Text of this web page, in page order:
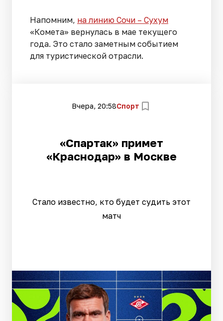
Напомним, на линию Сочи – Сухум
«Комета» вернулась в мае текущего
года. Это стало заметным событием
для туристической отрасли.
Вчера, 20:58Спорт
«Спартак» примет
«Краснодар» в Москве
Стало известно, кто будет судить этот
матч